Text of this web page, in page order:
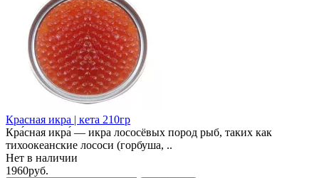
Красная икра | кета 210гр
Кра́сная икра́ — икра лососёвых пород рыб, таких как
тихоокеанские лососи (горбуша, ..
Нет в наличии
1960руб.